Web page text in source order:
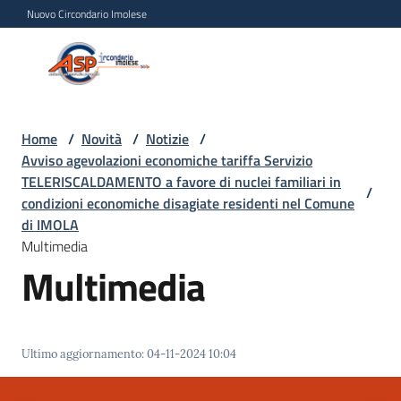
Vai al contenuto
Vai alla navigazione
Vai al footer
Nuovo Circondario Imolese
Persona
Circondario
Imolese
siamo
Progetti
Home / Novità / Notizie /
Avviso agevolazioni economiche tariffa Servizio
TELERISCALDAMENTO a favore di nuclei familiari in
condizioni economiche disagiate residenti nel Comune
di IMOLA
/
Multimedia
Multimedia
Ultimo aggiornamento:04-11-2024 10:04